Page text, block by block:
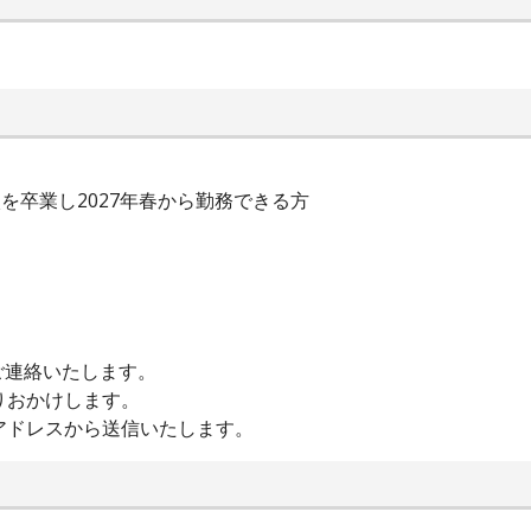
卒業し2027年春から勤務できる方
絡いたします。
かけします。
レスから送信いたします。